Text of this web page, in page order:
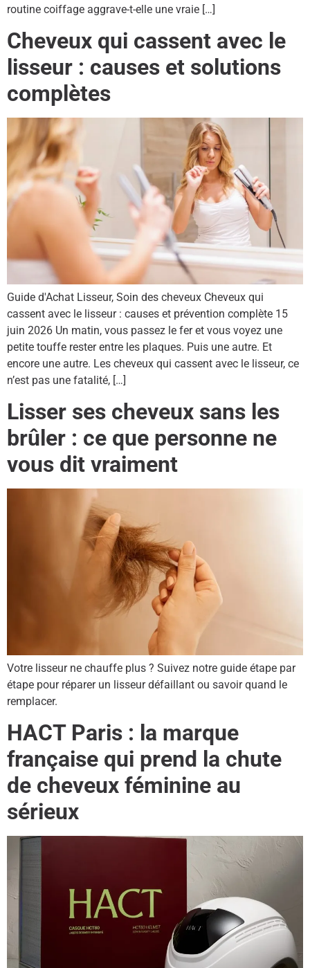
routine coiffage aggrave-t-elle une vraie […]
Cheveux qui cassent avec le
lisseur : causes et solutions
complètes
Guide d'Achat Lisseur, Soin des cheveux Cheveux qui
cassent avec le lisseur : causes et prévention complète 15
juin 2026 Un matin, vous passez le fer et vous voyez une
petite touffe rester entre les plaques. Puis une autre. Et
encore une autre. Les cheveux qui cassent avec le lisseur, ce
n’est pas une fatalité, […]
Lisser ses cheveux sans les
brûler : ce que personne ne
vous dit vraiment
Votre lisseur ne chauffe plus ? Suivez notre guide étape par
étape pour réparer un lisseur défaillant ou savoir quand le
remplacer.
HACT Paris : la marque
française qui prend la chute
de cheveux féminine au
sérieux